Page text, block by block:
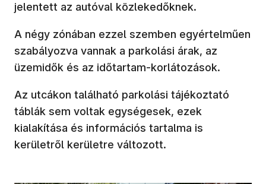
jelentett az autóval közlekedőknek.
A négy zónában ezzel szemben egyértelműen
szabályozva vannak a parkolási árak, az
üzemidők és az időtartam-korlátozások.
Az utcákon található parkolási tájékoztató
táblák sem voltak egységesek, ezek
kialakítása és információs tartalma is
kerületről kerületre változott.